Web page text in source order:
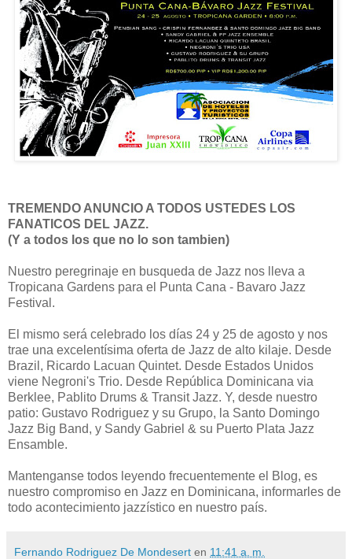
TREMENDO ANUNCIO A TODOS USTEDES LOS
FANATICOS DEL JAZZ.
(Y a todos los que no lo son tambien)
Nuestro peregrinaje en busqueda de Jazz nos lleva a
Tropicana Gardens para el Punta Cana - Bavaro Jazz
Festival.
El mismo será celebrado los días 24 y 25 de agosto y nos
trae una excelentísima oferta de Jazz de alto kilaje. Desde
Brazil, Ricardo Lacuan Quintet. Desde Estados Unidos
viene Negroni's Trio. Desde República Dominicana via
Berklee, Pablito Drums & Transit Jazz. Y, desde nuestro
patio: Gustavo Rodriguez y su Grupo, la Santo Domingo
Jazz Big Band, y Sandy Gabriel & su Puerto Plata Jazz
Ensamble.
Mantenganse todos leyendo frecuentemente el Blog, es
nuestro compromiso en Jazz en Dominicana, informarles de
todo acontecimiento jazzístico en nuestro país.
Fernando Rodriguez De Mondesert en 11:41 a. m.